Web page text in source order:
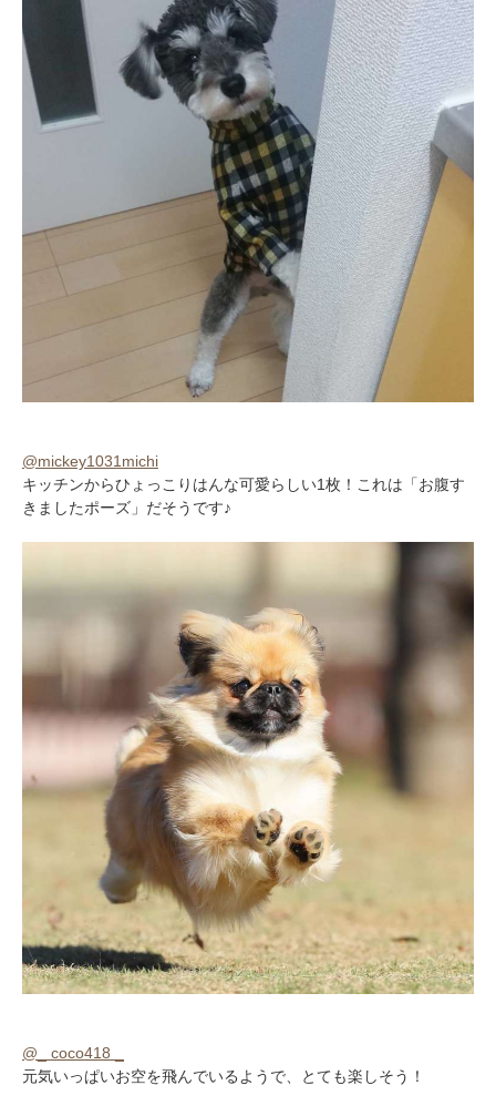
@mickey1031michi
キッチンからひょっこりはんな可愛らしい1枚！これは「お腹す
きましたポーズ」だそうです♪
@_ coco418 _
元気いっぱいお空を飛んでいるようで、とても楽しそう！
いぬ部をフォロー
PECOアプリをダウンロード済みの方
アプリで開く